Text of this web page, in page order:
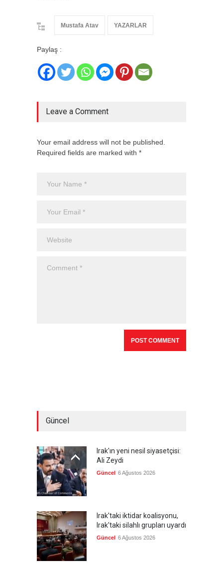
Mustafa Atav YAZARLAR
Paylaş :
Leave a Comment
Your email address will not be published.
Required fields are marked with *
Güncel
Irak'ın yeni nesil siyasetçisi:
Ali Zeydi
Güncel 6 Ağustos 2026
Irak'taki iktidar koalisyonu,
Irak'taki silahlı grupları uyardı
Güncel 6 Ağustos 2026